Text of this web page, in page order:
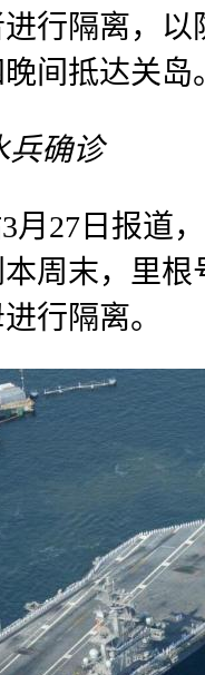
行隔离，以
间抵达关岛
兵确诊
3月27日报
周末，里
行隔离。